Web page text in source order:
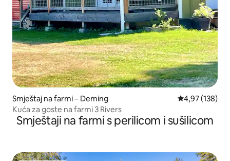
Smještaj na farmi – Deming Prosječna
4,97 (138)
Kuća za goste na farmi 3 Rivers
Smještaji na farmi s perilicom i sušilicom